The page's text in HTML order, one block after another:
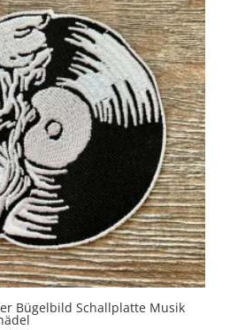
Bügelbild Schallplatte Musik